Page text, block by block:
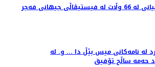
زیاتر لە 350 میوانی بیانی لە 66 وڵات لە فیستیڤاڵی جیهانی فەجر
لە نامەکانی میس بێڵ دا ... و. لە
حەمە ساڵح تۆفیق